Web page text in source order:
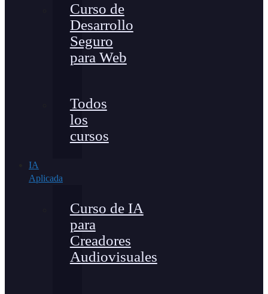
Curso de
Desarrollo
Seguro
para Web
Todos
los
cursos
IA
Aplicada
Curso de IA
para
Creadores
Audiovisuales